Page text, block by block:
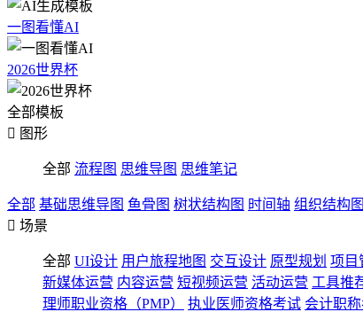
一图看懂AI
2026世界杯
全部模板
 图形
全部 流程图 思维导图 思维笔记
全部 基础思维导图 鱼骨图 树状结构图 时间轴 组织结构图
 场景
全部 UI设计 用户旅程地图 交互设计 原型规划 项目
新媒体运营 内容运营 短视频运营 活动运营 工具推
理师职业资格（PMP）
执业医师资格考试 会计职